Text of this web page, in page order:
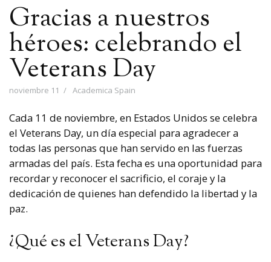
Gracias a nuestros
héroes: celebrando el
Veterans Day
noviembre 11 Academica Spain
Cada 11 de noviembre, en Estados Unidos se celebra
el Veterans Day, un día especial para agradecer a
todas las personas que han servido en las fuerzas
armadas del país. Esta fecha es una oportunidad para
recordar y reconocer el sacrificio, el coraje y la
dedicación de quienes han defendido la libertad y la
paz.
¿Qué es el Veterans Day?